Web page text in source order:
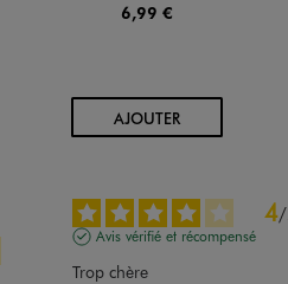
6,99 €
AJOUTERAU PANIER
4/
Avis vérifié et récompensé
Trop chère